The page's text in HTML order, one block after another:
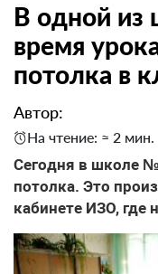
В одной из
время
потолка в
Автор:
На чтение: ≈ 2 мин.
Сегодня в школе
потолка. Это
кабинете ИЗО, где